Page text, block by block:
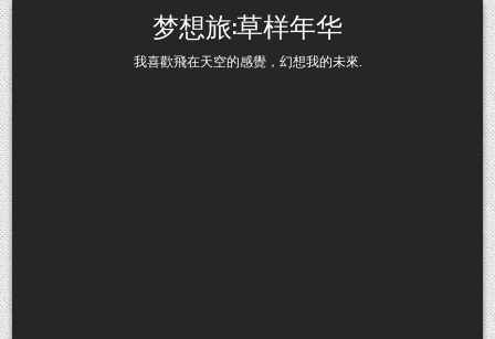
Skip to content 梦想旅:草样年华
我喜歡飛在天空的感覺，幻想我的未來.